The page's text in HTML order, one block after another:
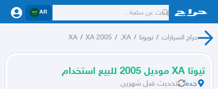
AR
حراج السيارات / تويوتا /
XA,
/
XA 2005
/
XA
تيوتا XA موديل 2005 للبيع استخدام
جده تحديث قبل شهرين